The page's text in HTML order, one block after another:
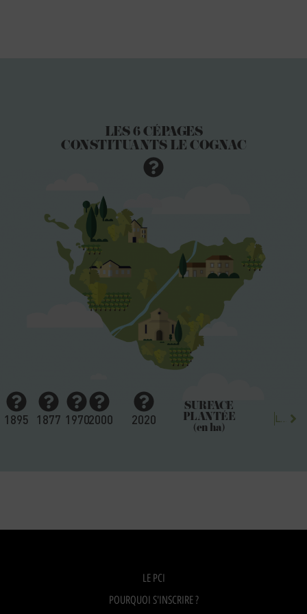
LES 6 CÉPAGES
CONSTITUANTS LE COGNAC
1895 1877 19702000 2020
SURFACE
PLANTÉE
(en ha)
LE PCI
POURQUOI S'INSCRIRE ?